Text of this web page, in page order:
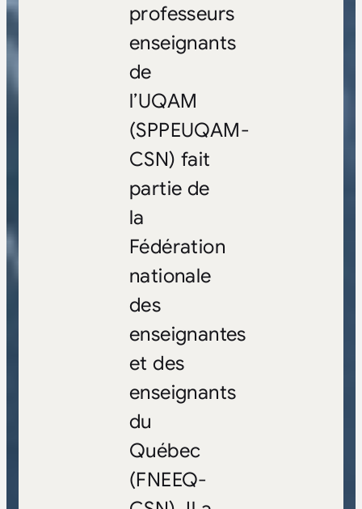
professeurs
enseignants
de
l’UQAM
(SPPEUQAM-
CSN) fait
partie de
la
Fédération
nationale
des
enseignantes
et des
enseignants
du
Québec
(FNEEQ-